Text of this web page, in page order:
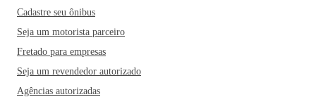
Cadastre seu ônibus
Seja um motorista parceiro
Fretado para empresas
Seja um revendedor autorizado
Agências autorizadas